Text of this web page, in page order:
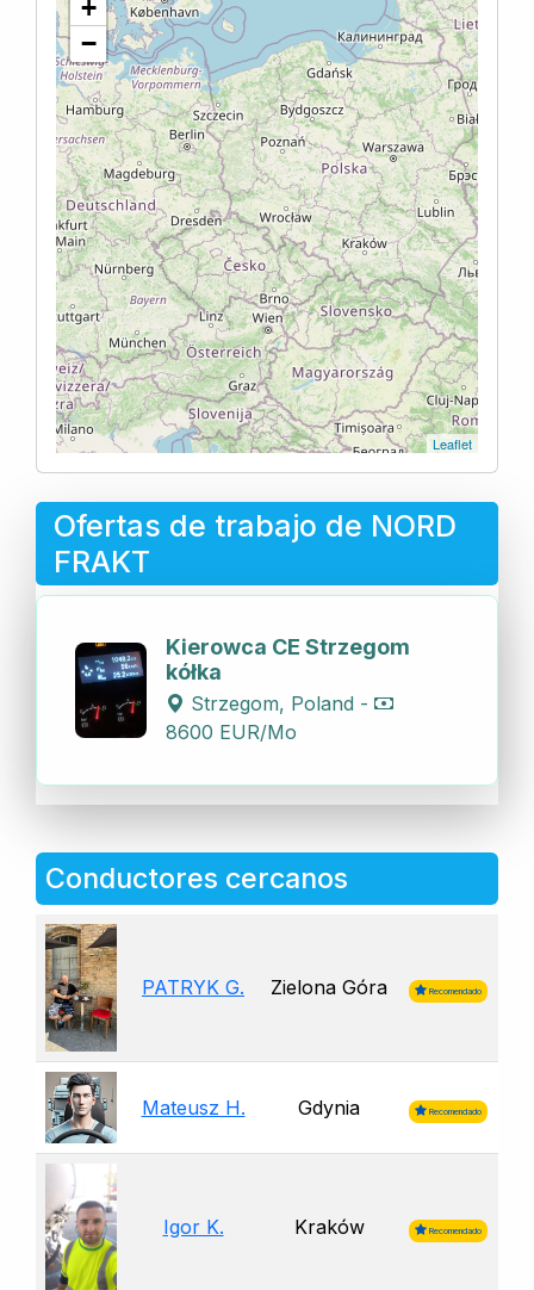
+
−
Leaflet
Ofertas de trabajo de NORD
FRAKT
Kierowca CE Strzegom
kółka
Strzegom, Poland -
8600 EUR/Mo
Conductores cercanos
PATRYK G. Zielona Góra Recomendado
Mateusz H. Gdynia Recomendado
Igor K. Kraków Recomendado